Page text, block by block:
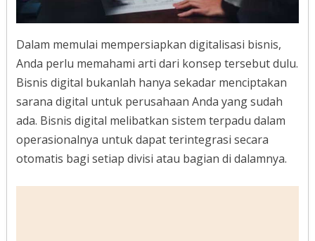
Dalam memulai mempersiapkan digitalisasi bisnis,
Anda perlu memahami arti dari konsep tersebut dulu.
Bisnis digital bukanlah hanya sekadar menciptakan
sarana digital untuk perusahaan Anda yang sudah
ada. Bisnis digital melibatkan sistem terpadu dalam
operasionalnya untuk dapat terintegrasi secara
otomatis bagi setiap divisi atau bagian di dalamnya.